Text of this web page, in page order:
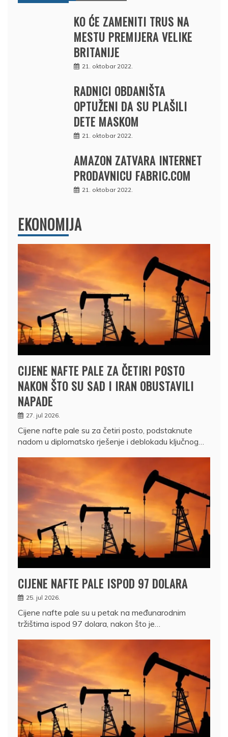
KO ĆE ZAMENITI TRUS NA
MESTU PREMIJERA VELIKE
BRITANIJE
21. oktobar 2022.
RADNICI OBDANIŠTA
OPTUŽENI DA SU PLAŠILI
DETE MASKOM
21. oktobar 2022.
AMAZON ZATVARA INTERNET
PRODAVNICU FABRIC.COM
21. oktobar 2022.
EKONOMIJA
CIJENE NAFTE PALE ZA ČETIRI POSTO
NAKON ŠTO SU SAD I IRAN OBUSTAVILI
NAPADE
27. jul 2026.
Cijene nafte pale su za četiri posto, podstaknute
nadom u diplomatsko rješenje i deblokadu ključnog…
CIJENE NAFTE PALE ISPOD 97 DOLARA
25. jul 2026.
Cijene nafte pale su u petak na međunarodnim
tržištima ispod 97 dolara, nakon što je…